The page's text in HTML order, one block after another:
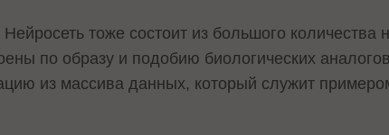
Нейросеть тоже состоит из большого количества
по образу и подобию биологических
из массива данных, который служит